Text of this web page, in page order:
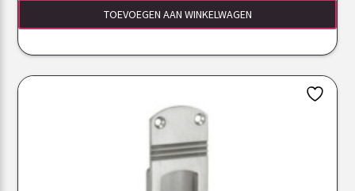
TOEVOEGEN AAN WINKELWAGEN